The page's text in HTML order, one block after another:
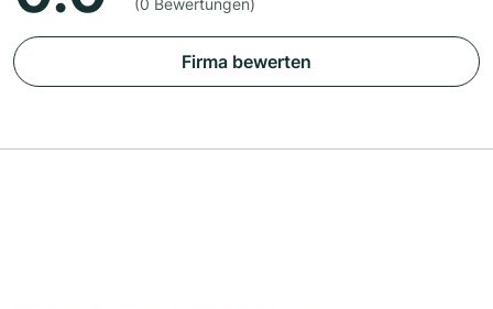
(0 Bewertungen)
Firma bewerten